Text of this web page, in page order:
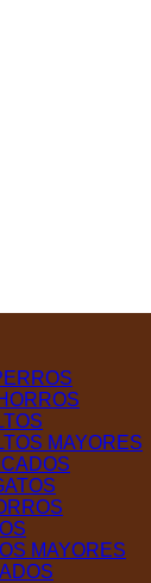
MAYORES
MAYORES